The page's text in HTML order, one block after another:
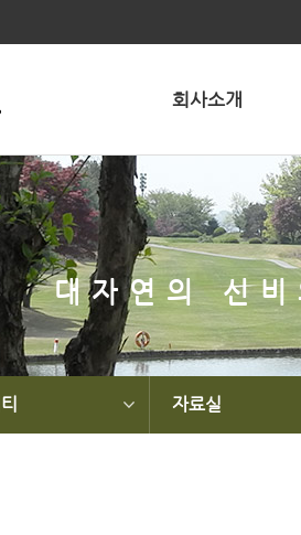
회사소개
대자연의 신
자료실